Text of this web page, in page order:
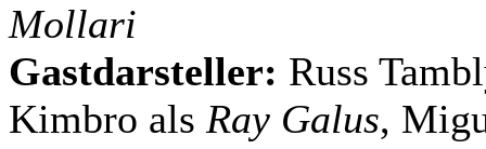
Mollari
Gastdarsteller: Russ
Kimbro als Ray Galus,